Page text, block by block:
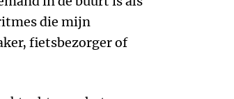
die mijn
fietsbezorger of